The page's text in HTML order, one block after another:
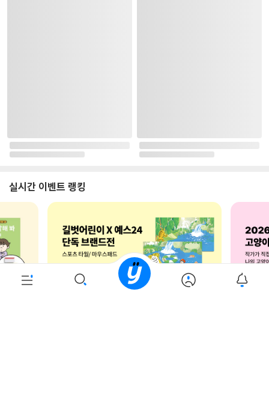
고객센터 1544-3800 티켓 1544-6399
중고샵 1566-4295
거래처관계자께
도서홍보
광고
Copyright © YES24 Corp. All Rights Reserved.
PYEVENTWEB1